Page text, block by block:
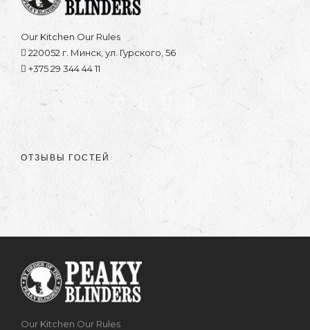
Our Kitchen Our Rules
220052 г. Минск, ул. Гурского, 56
+375 29 344 44 11
ОТЗЫВЫ ГОСТЕЙ
Our Kitchen Our Rules